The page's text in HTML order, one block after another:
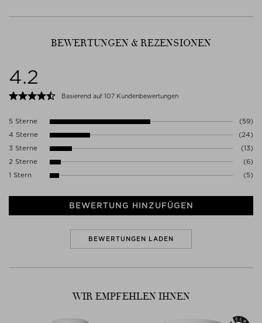
BEWERTUNGEN & REZENSIONEN
4.2
Basierend auf 107 Kundenbewertungen
5 Sterne
(59)
4 Sterne
(24)
3 Sterne
(13)
2 Sterne
(6)
1 Stern
(5)
BEWERTUNG HINZUFÜGEN
BEWERTUNGEN LADEN
WIR EMPFEHLEN IHNEN